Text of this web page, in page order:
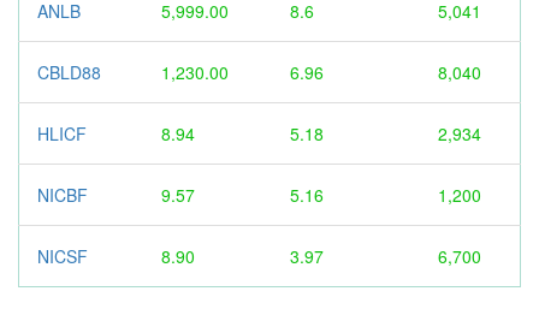
ANLB 5,999.00 8.6 5,041
CBLD88 1,230.00 6.96 8,040
HLICF 8.94 5.18 2,934
NICBF 9.57 5.16 1,200
NICSF 8.90 3.97 6,700